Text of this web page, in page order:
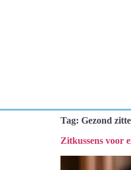
Tag: Gezond
Zitkussens voor